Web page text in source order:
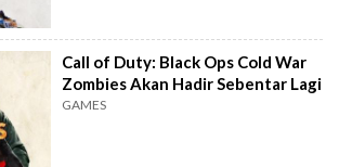
Call of Duty: Black Ops Cold War
Zombies Akan Hadir Sebentar Lagi
GAMES